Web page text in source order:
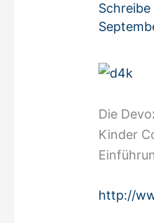
Die
Kinder
http://